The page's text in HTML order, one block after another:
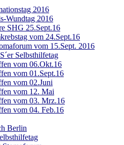
2016
Wundtag 2016
SHG 25.Sept.16
vom 24.Sept.16
vom 15.Sept. 2016
Selbsthilfetag
vom 06.Okt.16
vom 01.Sept.16
vom 02.Juni
vom 12. Mai
vom 03. Mrz.16
vom 04. Feb.16
Berlin